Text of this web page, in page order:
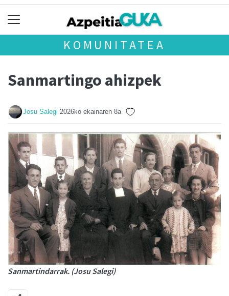
KOMUNITATEA
Sanmartingo ahizpek
Josu Salegi 2026ko ekainaren 8a
Sanmartindarrak. (Josu Salegi)